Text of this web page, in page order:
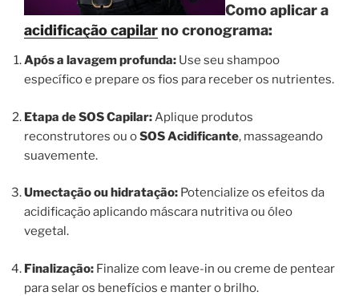
Como aplicar a
acidificação capilarno cronograma:
Após a lavagem profunda: Use seu shampoo
específico e prepare os fios para receber os nutrientes.
Etapa de SOS Capilar:Aplique produtos
reconstrutores ou oSOS Acidificante, massageando
suavemente.
Umectação ou hidratação: Potencialize os efeitos da
acidificação aplicando máscara nutritiva ou óleo
vegetal.
Finalização: Finalize com leave-in ou creme de pentear
para selar os benefícios e manter o brilho.